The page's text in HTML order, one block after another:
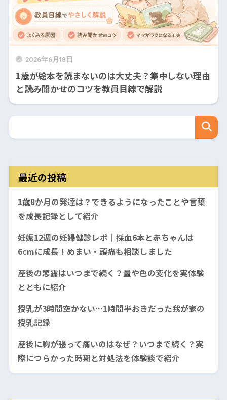
2026年6月18日
1歳が絵本を読まないのは大丈夫？集中しない理由
と読み聞かせのコツを教員目線で解説
最近の投稿
1歳8か月の発達は？できるようになったことや言葉
を成長記録として紹介
妊娠12週の妊婦健診レポ｜採血6本と赤ちゃんは
6cmに成長！めまい・頭痛も相談しました
産後の悪露はいつまで続く？量や色の変化を実体験
とともに紹介
授乳が3時間空かない…1時間半おきだった我が家の
授乳記録
産後に胸が張って痛いのはなぜ？いつまで続く？実
際につらかった時期と対処法を体験談で紹介